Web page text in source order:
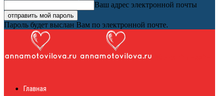
Ваш адрес электронной почты
Пароль будет выслан Вам по электронной почте.
журналГлавная